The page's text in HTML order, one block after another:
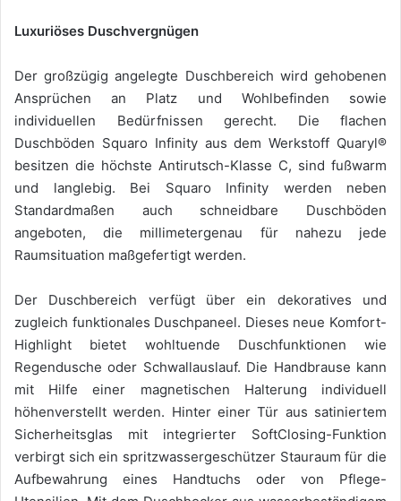
Luxuriöses Duschvergnügen
Der großzügig angelegte Duschbereich wird gehobenen
Ansprüchen an Platz und Wohlbefinden sowie
individuellen Bedürfnissen gerecht. Die flachen
Duschböden Squaro Infinity aus dem Werkstoff Quaryl®
besitzen die höchste Antirutsch-Klasse C, sind fußwarm
und langlebig. Bei Squaro Infinity werden neben
Standardmaßen auch schneidbare Duschböden
angeboten, die millimetergenau für nahezu jede
Raumsituation maßgefertigt werden.
Der Duschbereich verfügt über ein dekoratives und
zugleich funktionales Duschpaneel. Dieses neue Komfort-
Highlight bietet wohltuende Duschfunktionen wie
Regendusche oder Schwallauslauf. Die Handbrause kann
mit Hilfe einer magnetischen Halterung individuell
höhenverstellt werden. Hinter einer Tür aus satiniertem
Sicherheitsglas mit integrierter SoftClosing-Funktion
verbirgt sich ein spritzwassergeschützer Stauraum für die
Aufbewahrung eines Handtuchs oder von Pflege-